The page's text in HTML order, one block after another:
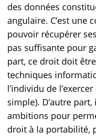
des données
angulaire. C’est une
pouvoir récupérer
pas suffisante pour
part, ce droit doit
techniques
l’individu de
simple). D’autre
ambitions pour
droit à la portabilité,